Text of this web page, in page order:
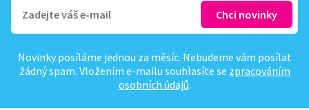
Novinky posíláme jednou za měsíc. Nebudeme vám posílat
žádný spam. Vložením e-mailu souhlasíte se zpracováním
osobních údajů.